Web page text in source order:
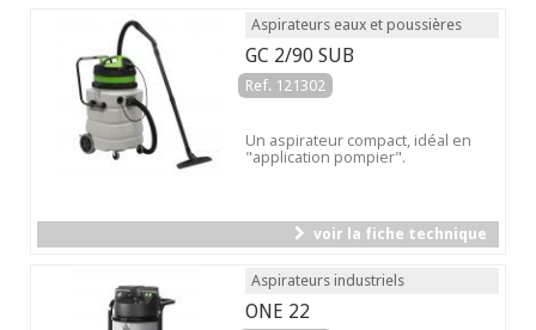
Aspirateurs eaux et poussières
GC 2/90 SUB
Ref. 121302
Un aspirateur compact, idéal en
"application pompier".
voir la fiche technique
Aspirateurs industriels
ONE 22